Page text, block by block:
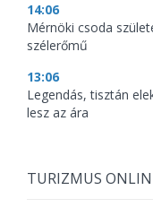
14:06
Mérnöki csoda
szélerőmű
13:06
Legendás, tisztán
lesz az ára
TURIZMUS